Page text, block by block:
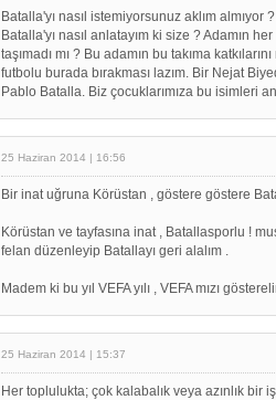
Batalla'yı nasıl istemiyorsunuz aklım
Batalla'yı nasıl anlatayım ki size ? Adamın
taşımadı mı ? Bu adamın bu takıma
futbolu burada bırakması lazım. Bir Nejat
Pablo Batalla. Biz çocuklarımıza bu isimleri
25 Haziran 2014 | 16:56
Bir inat uğruna Körüstan , göstere göstere
Körüstan ve tayfasına inat , Batallasporlu !
felan düzenleyip Batallayı geri alalım .
Madem ki bu yıl VEFA yılı , VEFA mızı
25 Haziran 2014 | 15:37
Her toplulukta; çok kalabalık veya azınlık bir